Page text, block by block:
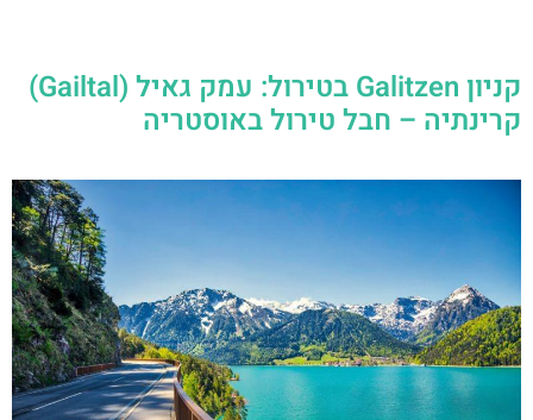
קניון Galitzen בטירול: עמק גאיל (Gailtal)
קרינתיה – חבל טירול באוסטריה